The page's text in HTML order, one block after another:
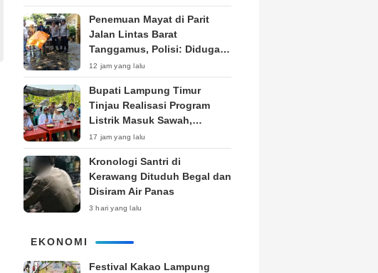
dan Pelayanan Prima
Penemuan Mayat di Parit
Jalan Lintas Barat
Tanggamus, Polisi: Diduga
ODGJ
12 jam yang lalu
Bupati Lampung Timur
Tinjau Realisasi Program
Listrik Masuk Sawah,
Siapkan Subsidi KWH untuk
Petani
17 jam yang lalu
Kronologi Santri di
Kerawang Dituduh Begal dan
Disiram Air Panas
3 hari yang lalu
EKONOMI
‎Festival Kakao Lampung